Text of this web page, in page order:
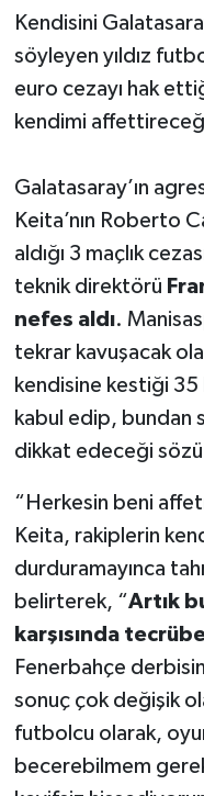
Kendisini
söyleyen yıldız
euro cezayı hak
kendimi
Galatasaray’ın
Keita’nın Roberto
aldığı 3 maçlık
teknik direktörü
nefes aldı.
tekrar kavuşacak
kendisine kestiği
kabul edip, bundan
dikkat edeceği
“Herkesin beni
Keita, rakiplerin
durduramayınca
belirterek, “Artık
karşısında
Fenerbahçe
sonuç çok değişik
futbolcu olarak,
becerebilmem